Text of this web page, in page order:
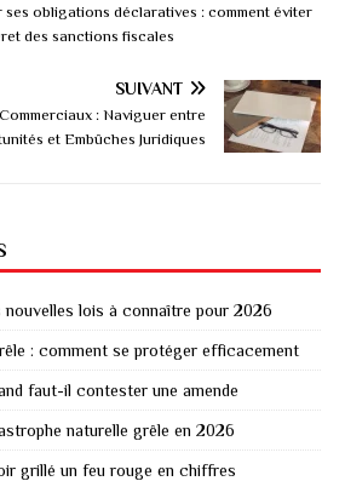
ses obligations déclaratives : comment éviter
des sanctions fiscales
SUIVANT
: Naviguer entre
et Embûches Juridiques
nouvelles lois à connaître pour 2026
: comment se protéger efficacement
faut-il contester une amende
naturelle grêle en 2026
grillé un feu rouge en chiffres